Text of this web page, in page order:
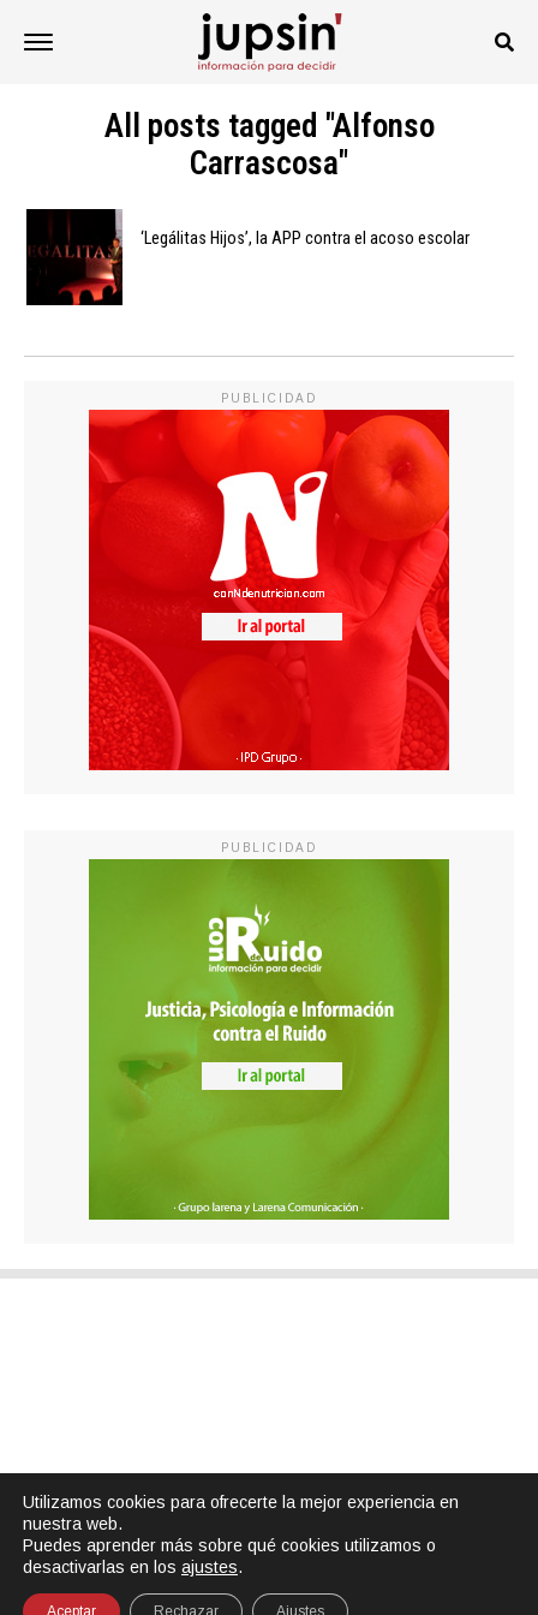
All posts tagged "Alfonso
Carrascosa"
‘Legálitas Hijos’, la APP contra el acoso escolar
PUBLICIDAD
PUBLICIDAD
Utilizamos cookies para ofrecerte la mejor experiencia en
nuestra web.
Puedes aprender más sobre qué cookies utilizamos o
desactivarlas en los ajustes.
Aceptar Rechazar Ajustes